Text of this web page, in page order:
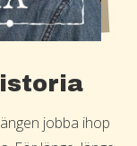
jobba ihop